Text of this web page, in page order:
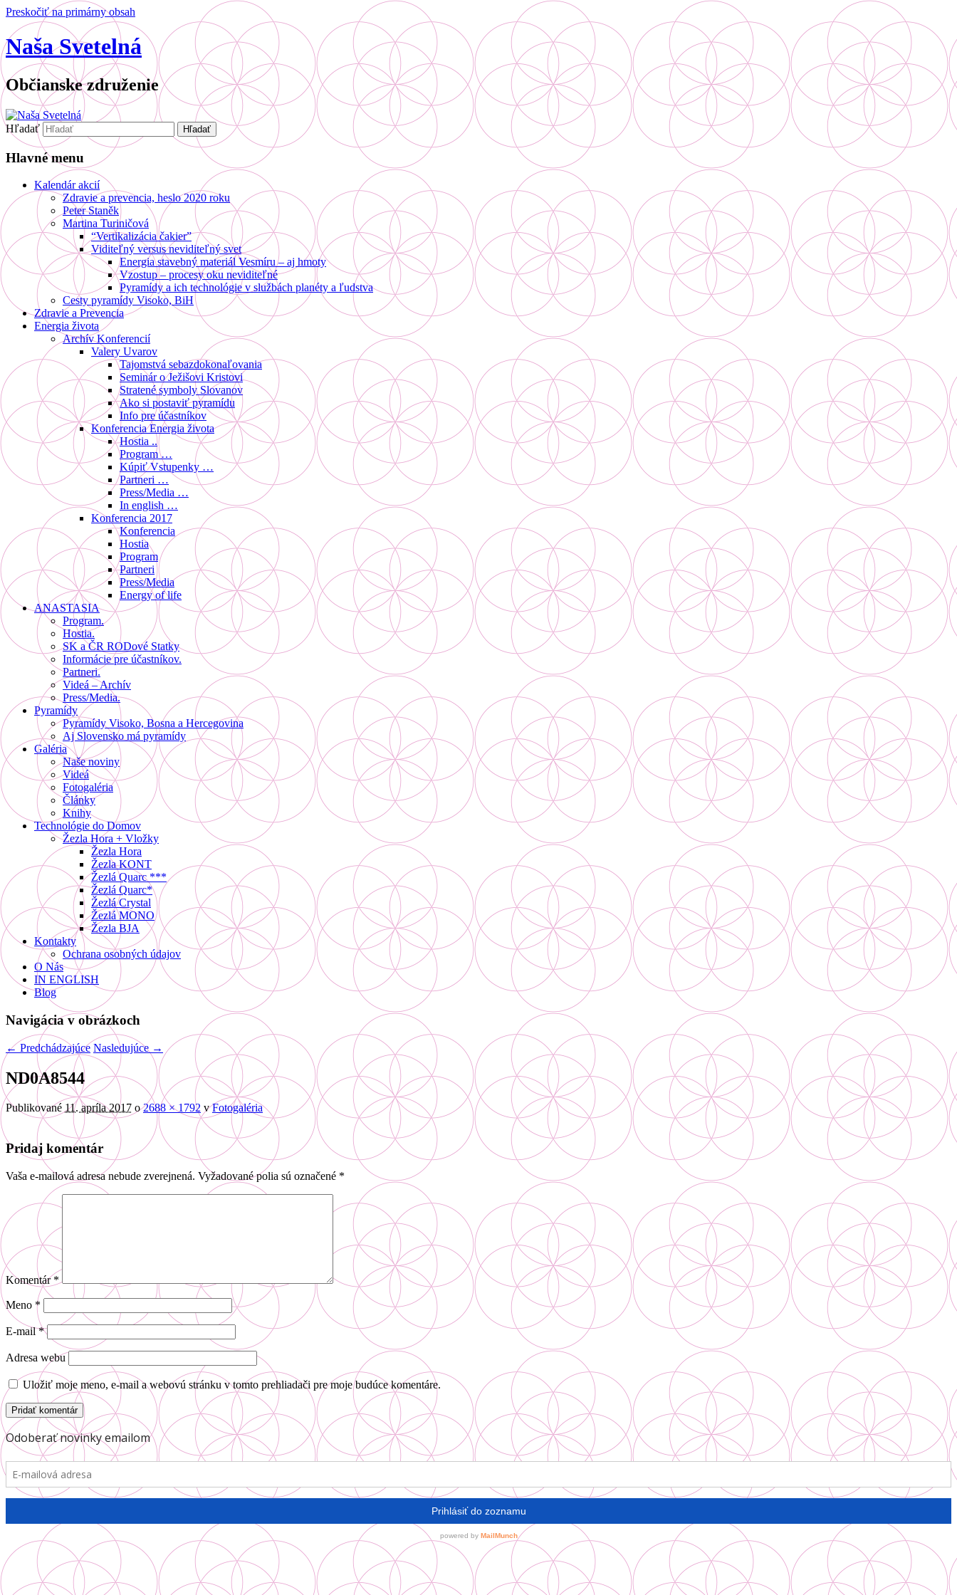
Preskočiť na primárny obsah
Naša Svetelná
Občianske združenie
Hľadať
Hlavné menu
Kalendár akcií
Zdravie a prevencia, heslo 2020 roku
Peter Staněk
Martina Turiničová
“Vertikalizácia čakier”
Viditeľný versus neviditeľný svet
Energia stavebný materiál Vesmíru – aj hmoty
Vzostup – procesy oku neviditeľné
Pyramídy a ich technológie v službách planéty a ľudstva
Cesty pyramídy Visoko, BiH
Zdravie a Prevencia
Energia života
Archív Konferencií
Valery Uvarov
Tajomstvá sebazdokonaľovania
Seminár o Ježišovi Kristovi
Stratené symboly Slovanov
Ako si postaviť pyramídu
Info pre účastníkov
Konferencia Energia života
Hostia ..
Program …
Kúpiť Vstupenky …
Partneri …
Press/Media …
In english …
Konferencia 2017
Konferencia
Hostia
Program
Partneri
Press/Media
Energy of life
ANASTASIA
Program.
Hostia.
SK a ČR RODové Statky
Informácie pre účastníkov.
Partneri.
Videá – Archív
Press/Media.
Pyramídy
Pyramídy Visoko, Bosna a Hercegovina
Aj Slovensko má pyramídy
Galéria
Naše noviny
Videá
Fotogaléria
Články
Knihy
Technológie do Domov
Žezla Hora + Vložky
Žezla Hora
Žezla KONT
Žezlá Quarc ***
Žezlá Quarc*
Žezlá Crystal
Žezlá MONO
Žezla BJA
Kontakty
Ochrana osobných údajov
O Nás
IN ENGLISH
Blog
Navigácia v obrázkoch
← Predchádzajúce Nasledujúce →
ND0A8544
Publikované 11. apríla 2017 o2688 × 1792 vFotogaléria
Pridaj komentár
Vaša e-mailová adresa nebude zverejnená. Vyžadované polia sú označené *
Komentár*
Meno *
E-mail*
Adresa webu
Uložiť moje meno, e-mail a webovú stránku v tomto prehliadači pre moje budúce komentáre.